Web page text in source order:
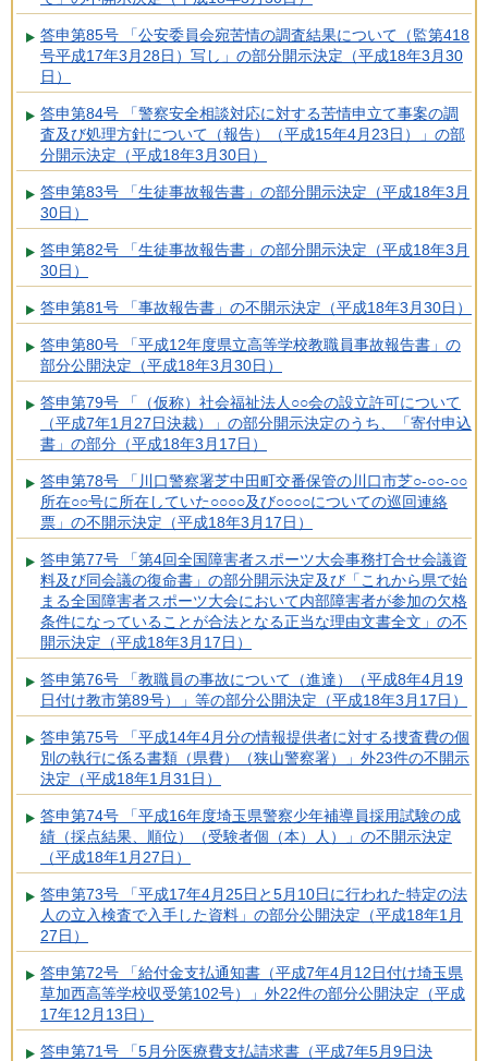
答申第85号 「公安委員会宛苦情の調査結果について（監第418
号平成17年3月28日）写し」の部分開示決定（平成18年3月30
日）
答申第84号 「警察安全相談対応に対する苦情申立て事案の調
査及び処理方針について（報告）（平成15年4月23日）」の部
分開示決定（平成18年3月30日）
答申第83号 「生徒事故報告書」の部分開示決定（平成18年3月
30日）
答申第82号 「生徒事故報告書」の部分開示決定（平成18年3月
30日）
答申第81号 「事故報告書」の不開示決定（平成18年3月30日）
答申第80号 「平成12年度県立高等学校教職員事故報告書」の
部分公開決定（平成18年3月30日）
答申第79号 「（仮称）社会福祉法人○○会の設立許可について
（平成7年1月27日決裁）」の部分開示決定のうち、「寄付申込
書」の部分（平成18年3月17日）
答申第78号 「川口警察署芝中田町交番保管の川口市芝○-○○-○○
所在○○号に所在していた○○○○及び○○○○についての巡回連絡
票」の不開示決定（平成18年3月17日）
答申第77号 「第4回全国障害者スポーツ大会事務打合せ会議資
料及び同会議の復命書」の部分開示決定及び「これから県で始
まる全国障害者スポーツ大会において内部障害者が参加の欠格
条件になっていることが合法となる正当な理由文書全文」の不
開示決定（平成18年3月17日）
答申第76号 「教職員の事故について（進達）（平成8年4月19
日付け教市第89号）」等の部分公開決定（平成18年3月17日）
答申第75号 「平成14年4月分の情報提供者に対する捜査費の個
別の執行に係る書類（県費）（狭山警察署）」外23件の不開示
決定（平成18年1月31日）
答申第74号 「平成16年度埼玉県警察少年補導員採用試験の成
績（採点結果、順位）（受験者個（本）人）」の不開示決定
（平成18年1月27日）
答申第73号 「平成17年4月25日と5月10日に行われた特定の法
人の立入検査で入手した資料」の部分公開決定（平成18年1月
27日）
答申第72号 「給付金支払通知書（平成7年4月12日付け埼玉県
草加西高等学校収受第102号）」外22件の部分公開決定（平成
17年12月13日）
答申第71号 「5月分医療費支払請求書（平成7年5月9日決